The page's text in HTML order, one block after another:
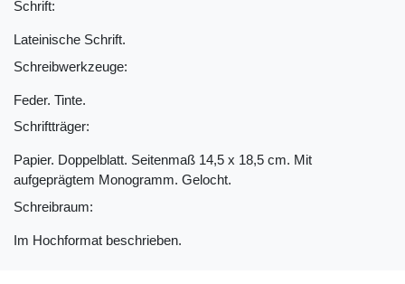
Schrift:
Lateinische Schrift.
Schreibwerkzeuge:
Feder. Tinte.
Schriftträger:
Papier. Doppelblatt. Seitenmaß 14,5 x 18,5 cm. Mit
aufgeprägtem Monogramm. Gelocht.
Schreibraum:
Im Hochformat beschrieben.